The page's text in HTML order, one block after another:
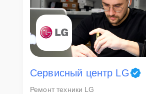
Сервисный центр LG
Ремонт техники LG